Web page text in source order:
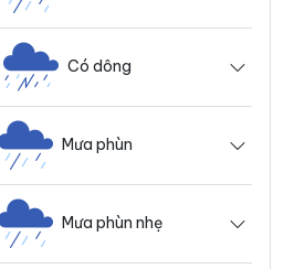
Có dông
Mưa phùn
Mưa phùn nhẹ